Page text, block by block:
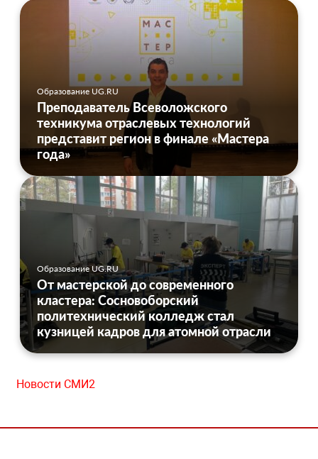
Образование UG.RU
Преподаватель Всеволожского
техникума отраслевых технологий
представит регион в финале «Мастера
года»
Образование UG.RU
От мастерской до современного
кластера: Сосновоборский
политехнический колледж стал
кузницей кадров для атомной отрасли
Новости СМИ2